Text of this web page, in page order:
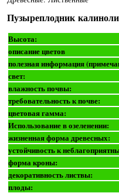
Пузыреплодник
Высота:
описание цветов
полезная информация
свет:
влажность почвы:
требовательность к почве:
цветовая гамма:
Использование в озеленении:
жизненная форма древесных:
устойчивость к
форма кроны:
декоративность листвы:
плоды: